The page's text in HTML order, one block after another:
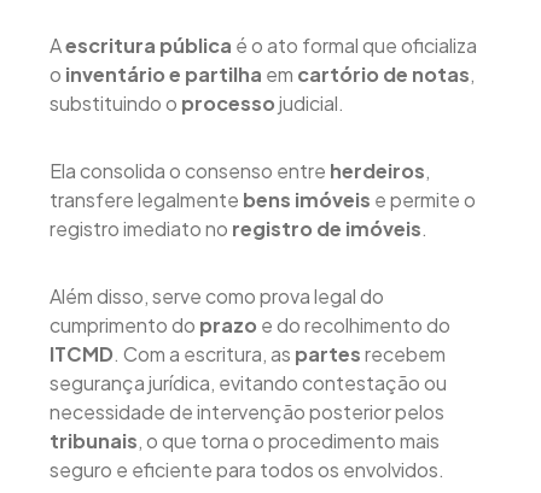
Aescritura pública é o ato formal que oficializa
o inventário e partilha em cartório de notas,
substituindo o processojudicial.
Ela consolida o consenso entre herdeiros,
transfere legalmente bens imóveis e permite o
registro imediato no registro de imóveis.
Além disso, serve como prova legal do
cumprimento do prazo e do recolhimento do
ITCMD. Com a escritura, as partesrecebem
segurança jurídica, evitando contestação ou
necessidade de intervenção posterior pelos
tribunais, o que torna o procedimento mais
seguro e eficiente para todos os envolvidos.